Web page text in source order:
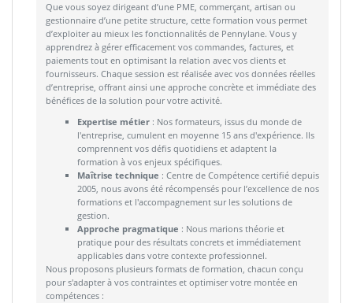
Que vous soyez dirigeant d’une PME, commerçant, artisan ou
gestionnaire d’une petite structure, cette formation vous permet
d’exploiter au mieux les fonctionnalités de Pennylane. Vous y
apprendrez à gérer efficacement vos commandes, factures, et
paiements tout en optimisant la relation avec vos clients et
fournisseurs. Chaque session est réalisée avec vos données réelles
d’entreprise, offrant ainsi une approche concrète et immédiate des
bénéfices de la solution pour votre activité.
Expertise métier : Nos formateurs, issus du monde de
l'entreprise, cumulent en moyenne 15 ans d'expérience. Ils
comprennent vos défis quotidiens et adaptent la
formation à vos enjeux spécifiques.
Maîtrise technique : Centre de Compétence certifié depuis
2005, nous avons été récompensés pour l’excellence de nos
formations et l'accompagnement sur les solutions de
gestion.
Approche pragmatique : Nous marions théorie et
pratique pour des résultats concrets et immédiatement
applicables dans votre contexte professionnel.
Nous proposons plusieurs formats de formation, chacun conçu
pour s'adapter à vos contraintes et optimiser votre montée en
compétences :